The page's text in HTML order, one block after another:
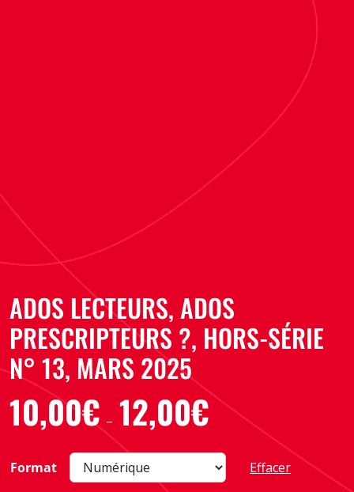
ADOS LECTEURS, ADOS
PRESCRIPTEURS ?, HORS-SÉRIE
N° 13, MARS 2025
10,00€ – 12,00€Plage
prix :
10,00€
Format Effacer